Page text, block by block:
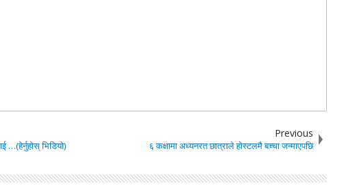
…(हेर्नुहोस् भिडियो)
Previous
६ कक्षामा अध्यनरत छात्राले होस्टलमै बच्चा जन्माएपछि